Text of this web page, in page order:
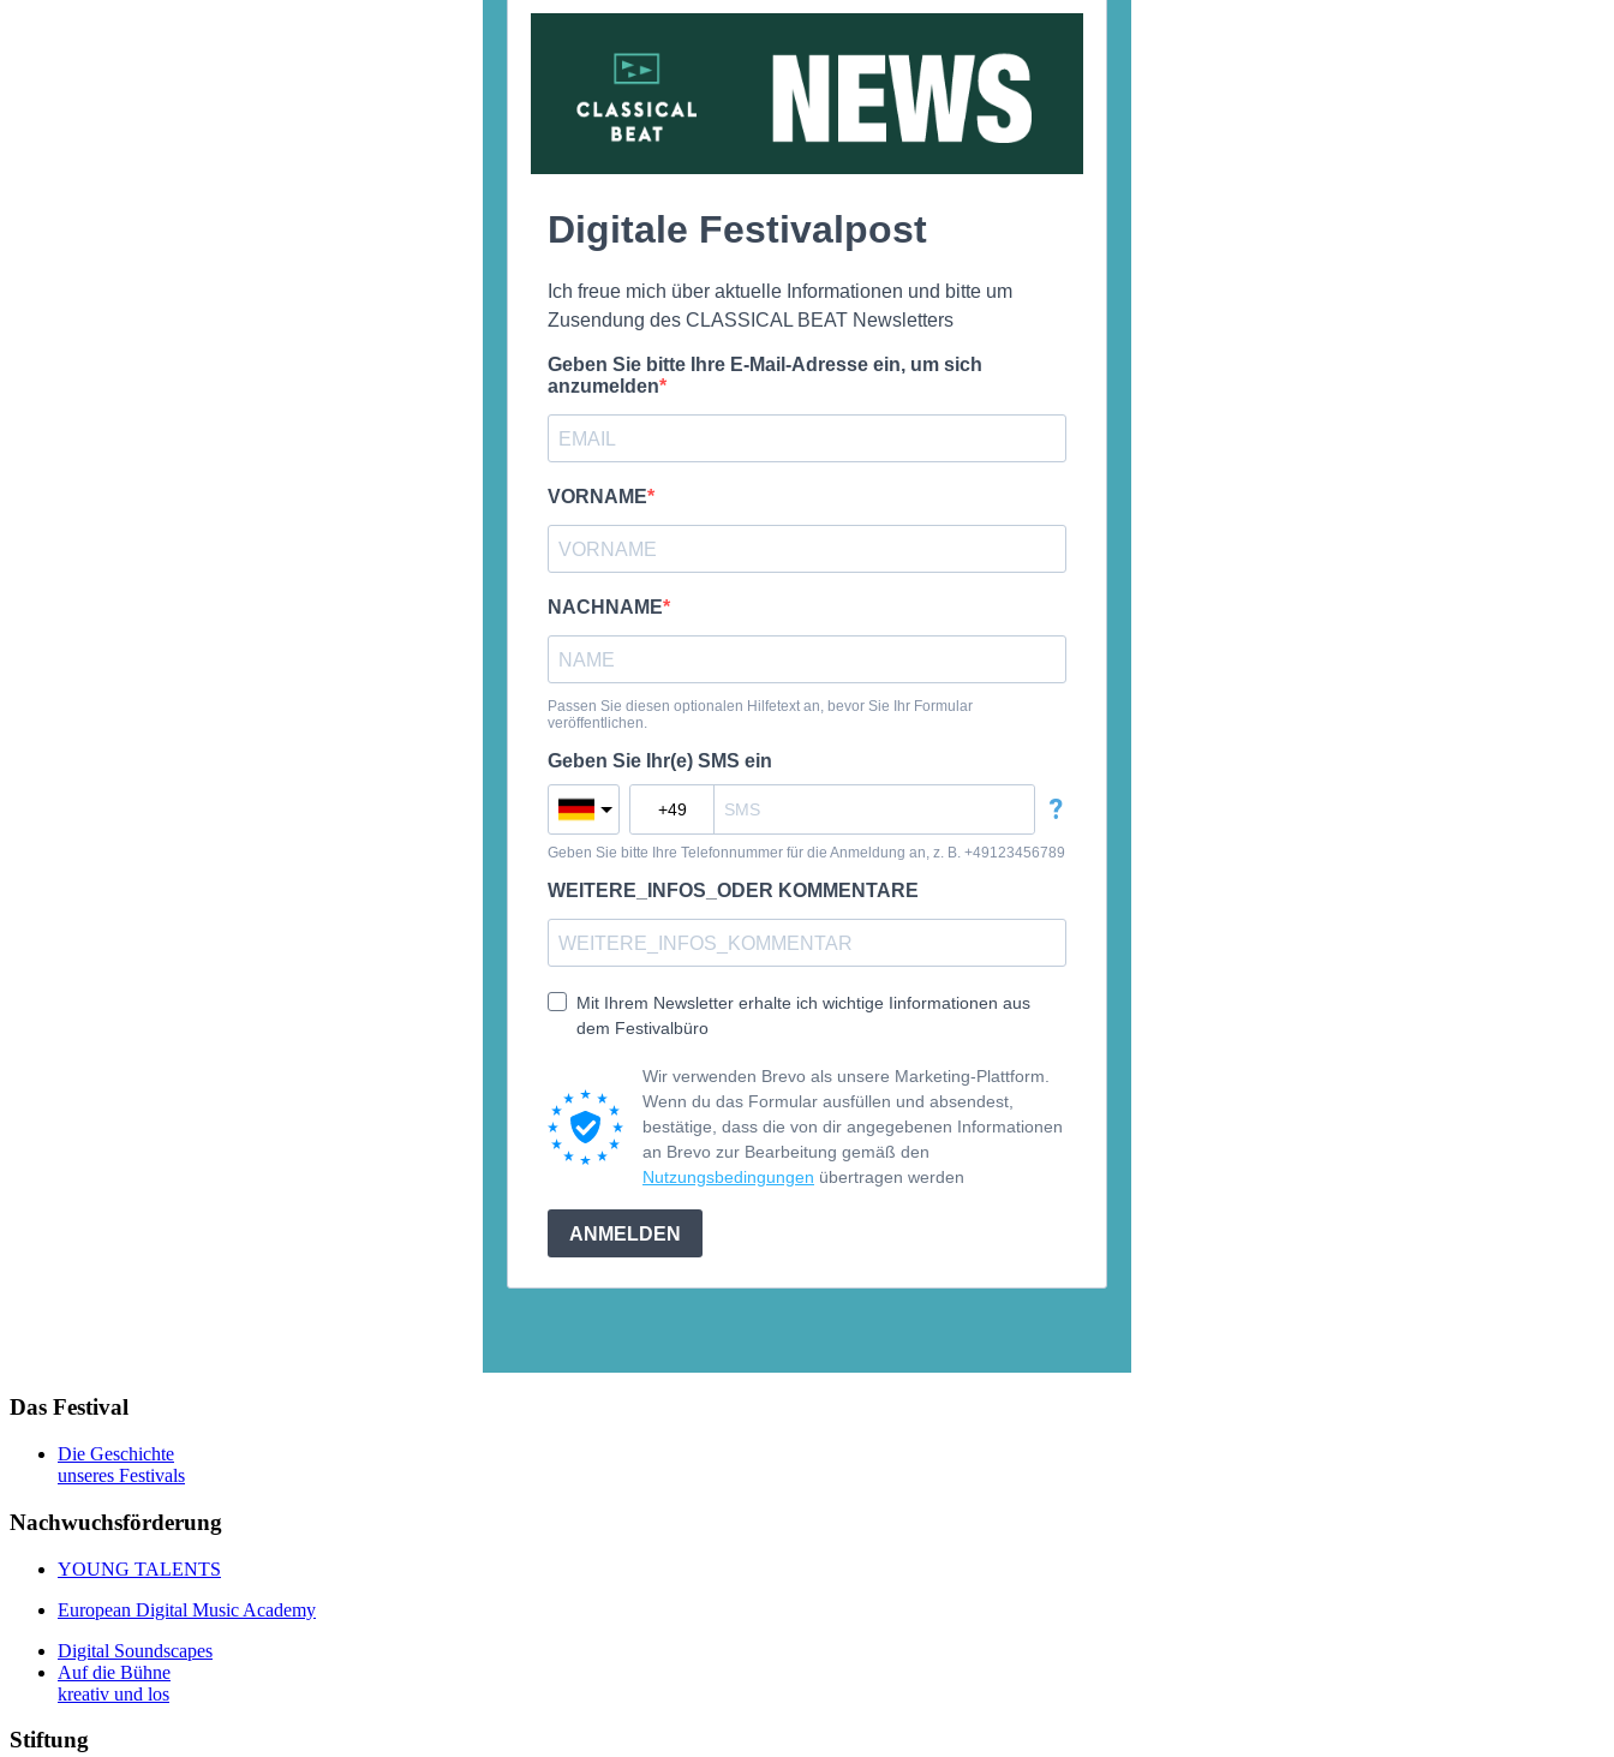
Das Festival
Die Geschichte
unseres Festivals
Nachwuchsförderung
YOUNG TALENTS
European Digital Music Academy
Digital Soundscapes
Auf die Bühne
kreativ und los
Stiftung